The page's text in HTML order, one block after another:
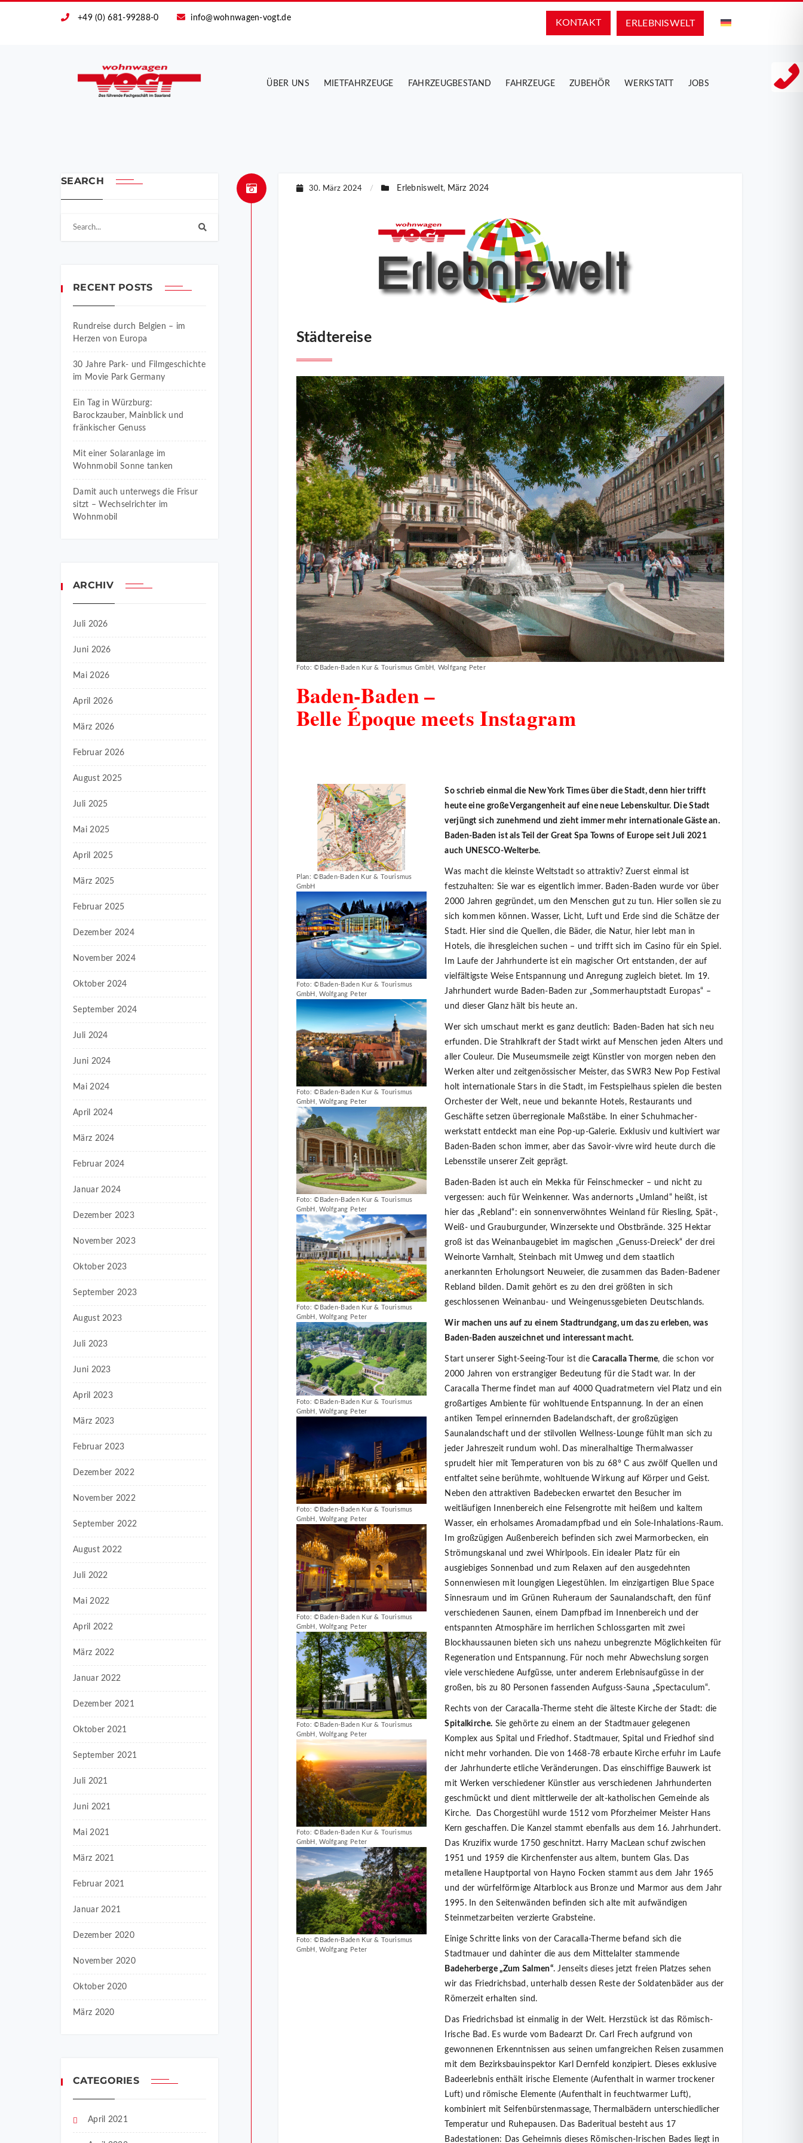
+49 (0) 681-99288-0 info@wohnwagen-vogt.de
ERLEBNIS­WELT
KONTAKT
ÜBER UNS MIETFAHRZEUGE FAHRZEUGBESTAND FAHRZEUGE ZUBEHÖR WERKSTATT JOBS
SEARCH
RECENT POSTS
Rundreise durch Belgien – im
Herzen von Europa
30 Jahre Park- und Filmgeschichte
im Movie Park Germany
Ein Tag in Würzburg:
Barockzauber, Mainblick und
fränkischer Genuss
Mit einer Solaranlage im
Wohnmobil Sonne tanken
Damit auch unterwegs die Frisur
sitzt – Wechselrichter im
Wohnmobil
ARCHIV
Juli 2026
Juni 2026
Mai 2026
April 2026
März 2026
Februar 2026
August 2025
Juli 2025
Mai 2025
April 2025
März 2025
Februar 2025
Dezember 2024
November 2024
Oktober 2024
September 2024
Juli 2024
Juni 2024
Mai 2024
April 2024
März 2024
Februar 2024
Januar 2024
Dezember 2023
November 2023
Oktober 2023
September 2023
August 2023
Juli 2023
Juni 2023
April 2023
März 2023
Februar 2023
Dezember 2022
November 2022
September 2022
August 2022
Juli 2022
Mai 2022
April 2022
März 2022
Januar 2022
Dezember 2021
Oktober 2021
September 2021
Juli 2021
Juni 2021
Mai 2021
März 2021
Februar 2021
Januar 2021
Dezember 2020
November 2020
Oktober 2020
März 2020
CATEGORIES
April 2021
30. März 2024 / Erlebniswelt, März 2024
Städtereise
Foto: ©Baden-Baden Kur & Tourismus GmbH, Wolfgang Peter
Baden-Baden –
Belle Époque meets Instagram
Plan: ©Baden-Baden Kur & Tourismus
GmbH
Foto: ©Baden-Baden Kur & Tourismus
GmbH, Wolfgang Peter
Foto: ©Baden-Baden Kur & Tourismus
GmbH, Wolfgang Peter
Foto: ©Baden-Baden Kur & Tourismus
GmbH, Wolfgang Peter
Foto: ©Baden-Baden Kur & Tourismus
GmbH, Wolfgang Peter
Foto: ©Baden-Baden Kur & Tourismus
GmbH, Wolfgang Peter
Foto: ©Baden-Baden Kur & Tourismus
GmbH, Wolfgang Peter
Foto: ©Baden-Baden Kur & Tourismus
GmbH, Wolfgang Peter
Foto: ©Baden-Baden Kur & Tourismus
GmbH, Wolfgang Peter
Foto: ©Baden-Baden Kur & Tourismus
GmbH, Wolfgang Peter
Foto: ©Baden-Baden Kur & Tourismus
GmbH, Wolfgang Peter
So schrieb einmal die New York Times über die Stadt, denn hier trifft
heute eine große Vergangen­heit auf eine neue Lebenskultur. Die Stadt
ver­jüngt sich zunehmend und zieht immer mehr internationale Gäste an.
Baden-Baden ist als Teil der Great Spa Towns of Europe seit Juli 2021
auch UNESCO-Welterbe.
Was macht die kleinste Weltstadt so attraktiv? Zuerst einmal ist
festzuhalten: Sie war es eigentlich immer. Baden-Baden wurde vor über
2000 Jahren gegründet, um den Menschen gut zu tun. Hier sollen sie zu
sich kommen können. Wasser, Licht, Luft und Erde sind die Schätze der
Stadt. Hier sind die Quellen, die Bäder, die Natur, hier lebt man in
Hotels, die ihresgleichen suchen – und trifft sich im Casino für ein Spiel.
Im Laufe der Jahrhunderte ist ein magischer Ort entstan­den, der auf
vielfältigste Weise Entspannung und Anregung zugleich bietet. Im 19.
Jahrhundert wurde Baden-Baden zur „Sommerhauptstadt Europas“ –
und dieser Glanz hält bis heute an.
Wer sich umschaut merkt es ganz deutlich: Baden-Baden hat sich neu
erfunden. Die Strahlkraft der Stadt wirkt auf Menschen jeden Alters und
aller Couleur. Die Muse­umsmeile zeigt Künstler von morgen neben den
Werken alter und zeitgenössischer Meister, das SWR3 New Pop Festival
holt internationale Stars in die Stadt, im Festspielhaus spielen die besten
Orchester der Welt, neue und bekannte Hotels, Restaurants und
Geschäfte setzen über­regionale Maßstäbe. In einer Schuhmacher­
werkstatt entdeckt man eine Pop-up-Galerie. Exklusiv und kultiviert war
Baden-Baden schon immer, aber das Savoir-vivre wird heute durch die
Lebensstile unserer Zeit geprägt.
Baden-Baden ist auch ein Mekka für Feinschmecker – und nicht zu
vergessen: auch für Weinkenner. Was andernorts „Umland“ heißt, ist
hier das „Rebland“: ein sonnenverwöhntes Weinland für Riesling, Spät-,
Weiß- und Grauburgunder, Win­zersekte und Obstbrände. 325 Hektar
groß ist das Weinanbaugebiet im magischen „Genuss-Dreieck“ der drei
Weinorte Varnhalt, Steinbach mit Umweg und dem staatlich
anerkannten Erholungsort Neuweier, die zusammen das Baden-Badener
Rebland bilden. Damit gehört es zu den drei größten in sich
geschlossenen Weinanbau- und Weingenussgebieten Deutsch­lands.
Wir machen uns auf zu einem Stadtrundgang, um das zu erleben, was
Baden-Baden auszeichnet und interessant macht.
Start unserer Sight-Seeing-Tour ist dieCaracalla Therme, die schon vor
2000 Jahren von erstrangiger Bedeutung für die Stadt war. In der
Caracalla Therme findet man auf 4000 Quadratmetern viel Platz und ein
großartiges Ambiente für wohltuende Entspannung. In der an einen
antiken Tempel erinnernden Badelandschaft, der großzügigen
Saunalandschaft und der stilvollen Wellness-Lounge fühlt man sich zu
jeder Jahreszeit rundum wohl. Das mineralhaltige Thermalwasser
sprudelt hier mit Temperaturen von bis zu 68° C aus zwölf Quellen und
entfaltet seine berühmte, wohltuende Wirkung auf Körper und Geist.
Neben den attraktiven Badebecken erwartet den Besucher im
weitläufigen Innenbereich eine Felsengrotte mit heißem und kaltem
Wasser, ein erholsames Aromadampfbad und ein Sole-Inhalations-Raum.
Im großzügigen Außenbereich befinden sich zwei Marmorbecken, ein
Strömungskanal und zwei Whirlpools. Ein idealer Platz für ein
ausgiebiges Sonnenbad und zum Relaxen auf den ausgedehnten
Sonnenwiesen mit loungigen Liegestühlen. Im einzigartigen Blue Space
Sinnesraum und im Grünen Ruheraum der Saunalandschaft, den fünf
verschiedenen Saunen, einem Dampfbad im Innenbereich und der
entspannten Atmosphäre im herrlichen Schlossgarten mit zwei
Blockhaussaunen bieten sich uns nahezu unbegrenzte Möglichkeiten für
Regeneration und Entspannung. Für noch mehr Abwechslung sorgen
viele verschiedene Aufgüsse, unter anderem Erlebnisaufgüsse in der
großen, bis zu 80 Personen fassenden Aufguss-Sauna „Spectaculum“.
Rechts von der Caracalla-Therme steht die älteste Kirche der Stadt: die
Spitalkirche. Sie gehörte zu einem an der Stadtmauer gelegenen
Komplex aus Spital und Friedhof. Stadtmauer, Spital und Friedhof sind
nicht mehr vorhanden. Die von 1468-78 erbaute Kirche erfuhr im Laufe
der Jahrhunderte etliche Veränderungen. Das einschiffige Bauwerk ist
mit Werken verschiedener Künstler aus verschiedenen Jahrhunderten
geschmückt und dient mittlerweile der alt-katholischen Gemeinde als
Kirche. Das Chorgestühl wurde 1512 vom Pforzheimer Meister Hans
Kern geschaffen. Die Kanzel stammt ebenfalls aus dem 16. Jahrhundert.
Das Kruzifix wurde 1750 geschnitzt. Harry MacLean schuf zwischen
1951 und 1959 die Kirchenfenster aus altem, buntem Glas. Das
metallene Hauptportal von Hayno Focken stammt aus dem Jahr 1965
und der würfelförmige Altarblock aus Bronze und Marmor aus dem Jahr
1995. In den Seitenwänden befinden sich alte mit aufwändigen
Steinmetzarbeiten verzierte Grabsteine.
Einige Schritte links von der Caracalla-Therme befand sich die
Stadtmauer und dahinter die aus dem Mittelalter stammende
Badeherberge „Zum Salmen“. Jenseits dieses jetzt freien Platzes sehen
wir das Friedrichsbad, unterhalb dessen Reste der Soldatenbäder aus der
Römerzeit erhalten sind.
Das Friedrichsbad ist einmalig in der Welt. Herzstück ist das Römisch-
Irische Bad. Es wurde vom Badearzt Dr. Carl Frech aufgrund von
gewonnenen Erkenntnissen aus seinen umfangreichen Reisen zusammen
mit dem Bezirksbauinspektor Karl Dernfeld konzipiert. Dieses exklusive
Badeerlebnis enthält irische Elemente (Aufenthalt in warmer trockener
Luft) und römische Elemente (Aufenthalt in feuchtwarmer Luft),
kombiniert mit Seifenbürstenmassage, Thermalbädern unterschiedlicher
Temperatur und Ruhepausen. Das Baderitual besteht aus 17
Badestationen: Das Geheimnis dieses Römischen-Irischen Bades liegt in